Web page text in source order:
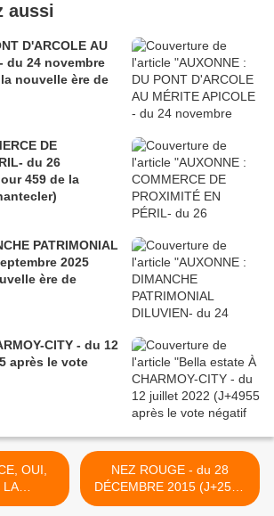
aussi
D'ARCOLE AU
du 24 novembre
nouvelle ère de
DE
du 26
459 de la
PATRIMONIAL
2025
ère de
CITY - du 12
après le vote
LA
! - du 23
NEZ ROUGE - du 28
DÉCEMBRE 2015 (J+2567
après le vote négatif